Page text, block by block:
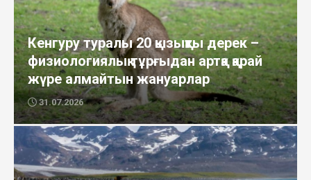
Кенгуру туралы 20 қызықты дерек –
физиологиялық тұрғыдан артқа қарай
жүре алмайтын жануарлар
31.07.2026